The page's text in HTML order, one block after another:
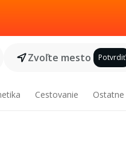
Zvoľte mesto Potvrdiť
Cestovanie Ostatne